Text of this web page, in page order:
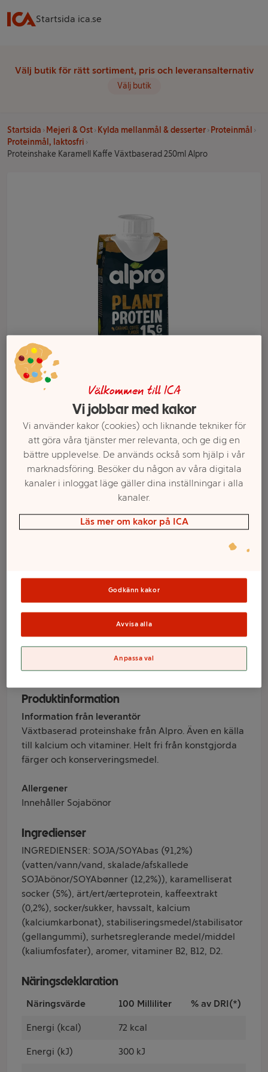
Startsida ica.se
Välj butik för rätt sortiment, pris och leveransalternativ
Välj butik
Startsida Mejeri & Ost Kylda mellanmål & desserter
Proteinmål
Proteinmål, laktosfri
Proteinshake Karamell Kaffe Växtbaserad 250ml Alpro
Proteinshake
Växtbaserad
250ml Alpro
Varumärke
Alpro
Produktinformation
Information från leverantör
Växtbaserad proteinshake från Alpro. Även en källa
till kalcium och vitaminer. Helt fri från konstgjorda
färger och konserveringsmedel.
Allergener
Innehåller Sojabönor
Ingredienser
INGREDIENSER: SOJA/SOYAbas (91,2%)
(vatten/vann/vand, skalade/afskallede
SOJAbönor/SOYAbønner (12,2%)), karamelliserat
socker (5%), ärt/ert/ærteprotein, kaffeextrakt
(0,2%), socker/sukker, havssalt, kalcium
(kalciumkarbonat), stabiliseringsmedel/stabilisator
(gellangummi), surhetsreglerande medel/middel
(kaliumfosfater), aromer, vitaminer B2, B12, D2.
Näringsdeklaration
Näringsvärde 100 Milliliter % av DRI(*)
Energi (kcal) 72 kcal
Energi (kJ) 300 kJ
Välj butik och handla
Sortimentet kan variera mellan butikerna
Välkommen till ICA
Vi jobbar med kakor
Vi använder kakor (cookies) och liknande tekniker för
att göra våra tjänster mer relevanta, och ge dig en
bättre upplevelse. De används också som hjälp i vår
marknadsföring. Besöker du någon av våra digitala
kanaler i inloggat läge gäller dina inställningar i alla
kanaler.
Läs mer om kakor på ICA
Godkänn kakor
Avvisa alla
Anpassa val